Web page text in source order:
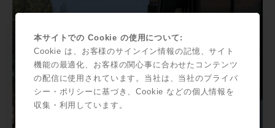
本サイトでの Cookie の使用について:
Cookie は、お客様のサインイン情報の記憶、サイト
機能の最適化、お客様の関心事に合わせたコンテンツ
の配信に使用されています。当社は、当社のプライバ
シー・ポリシーに基づき、Cookie などの個人情報を
収集・利用しています。